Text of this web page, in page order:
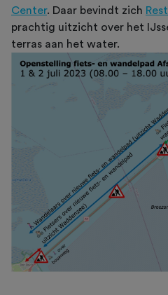
Center. Daar bevindt zich
prachtig uitzicht over het
terras aan het water.